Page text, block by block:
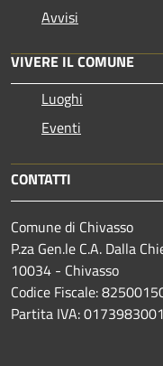
Avvisi
VIVERE IL COMUNE
Luoghi
Eventi
CONTATTI
Comune di Chivasso
P.za Gen.le C.A. Dalla
10034 - Chivasso
Codice Fiscale:
Partita IVA: